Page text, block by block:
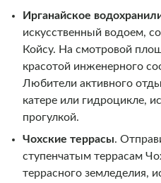
Ирганайское
искусственный водоем,
Койсу. На смотровой
красотой инженерного
Любители активного
катере или гидроцикле,
прогулкой.
Чохские террасы.
ступенчатым террасам
террасного земледелия,